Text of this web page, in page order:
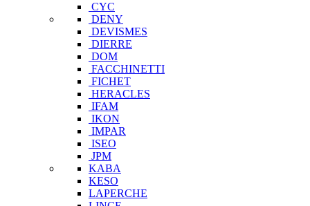
CYC
DENY
DEVISMES
DIERRE
DOM
FACCHINETTI
FICHET
HERACLES
IFAM
IKON
IMPAR
ISEO
JPM
KABA
KESO
LAPERCHE